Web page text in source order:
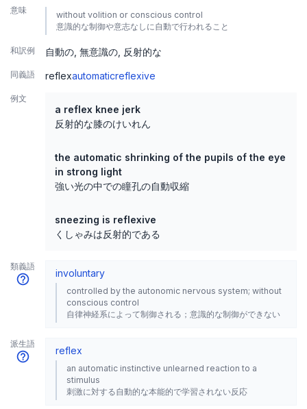
意味
without volition or conscious control
意識的な制御や意志なしに自動で行われること
和訳例 自動の 無意識の 反射的な
同義語 reflexautomaticreflexive
例文
a reflex knee jerk
反射的な膝のけいれん
the automatic shrinking of the pupils of the eye
in strong light
強い光の中での瞳孔の自動収縮
sneezing is reflexive
くしゃみは反射的である
類義語
involuntary
controlled by the autonomic nervous system; without
conscious control
自律神経系によって制御される；意識的な制御ができない
派生語
reflex
an automatic instinctive unlearned reaction to a
stimulus
刺激に対する自動的な本能的で学習されない反応